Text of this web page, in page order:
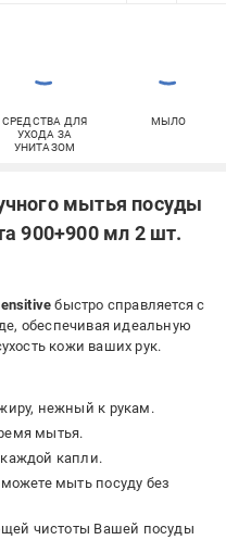
СРЕДСТВА ДЛЯ
УХОДА ЗА
УНИТАЗОМ
МЫЛО
мытья посуды
900+900 мл 2 шт.
быстро справляется с
обеспечивая идеальную
кожи ваших рук.
нежный к рукам.
мытья.
каждой капли.
мыть посуду без
чистоты Вашей посуды